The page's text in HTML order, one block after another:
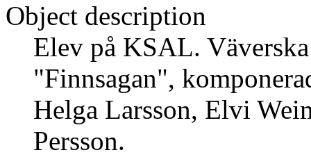
Object description
Elev på KSAL.
"Finnsagan",
Helga Larsson, Elvi
Persson.